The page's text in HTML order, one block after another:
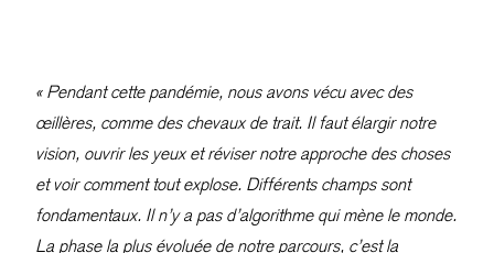
« Pendant cette pandémie, nous avons vécu avec des
œillères, comme des chevaux de trait. Il faut élargir notre
vision, ouvrir les yeux et réviser notre approche des choses
et voir comment tout explose. Différents champs sont
fondamentaux. Il n’y a pas d’algorithme qui mène le monde.
La phase la plus évoluée de notre parcours, c’est la